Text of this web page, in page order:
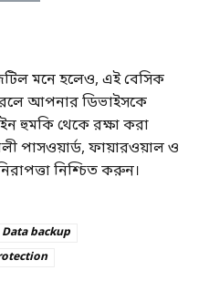
মনে হলেও, এই বেসিক
আপনার ডিভাইসকে
হুমকি থেকে রক্ষা করা
পাসওয়ার্ড, ফায়ারওয়াল ও
নিশ্চিত করুন।
Data backup